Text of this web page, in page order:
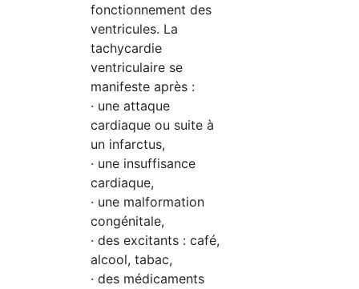
fonctionnement des
ventricules. La
tachycardie
ventriculaire se
manifeste après :
· une attaque
cardiaque ou suite à
un infarctus,
· une insuffisance
cardiaque,
· une malformation
congénitale,
· des excitants : café,
alcool, tabac,
· des médicaments